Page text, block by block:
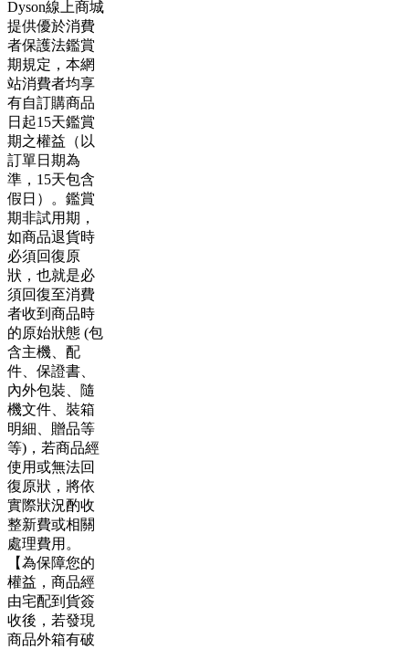
Dyson線上商城
提供優於消費
者保護法鑑賞
期規定，本網
站消費者均享
有自訂購商品
日起15天鑑賞
期之權益（以
訂單日期為
準，15天包含
假日）。鑑賞
期非試用期，
如商品退貨時
必須回復原
狀，也就是必
須回復至消費
者收到商品時
的原始狀態 (包
含主機、配
件、保證書、
內外包裝、隨
機文件、裝箱
明細、贈品等
等)，若商品經
使用或無法回
復原狀，將依
實際狀況酌收
整新費或相關
處理費用。
【為保障您的
權益，商品經
由宅配到貨簽
收後，若發現
商品外箱有破